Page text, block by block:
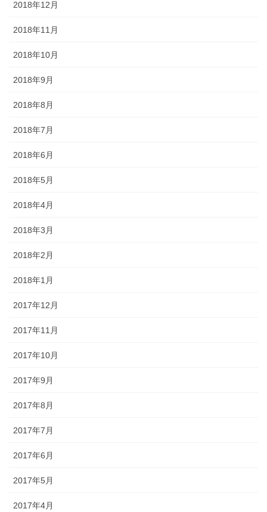
2018年12月
2018年11月
2018年10月
2018年9月
2018年8月
2018年7月
2018年6月
2018年5月
2018年4月
2018年3月
2018年2月
2018年1月
2017年12月
2017年11月
2017年10月
2017年9月
2017年8月
2017年7月
2017年6月
2017年5月
2017年4月